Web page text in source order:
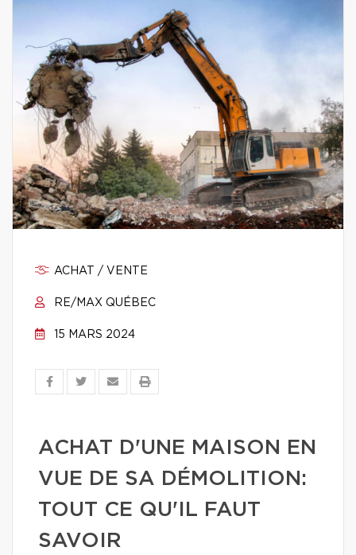
ACHAT / VENTE
RE/MAX QUÉBEC
15 MARS 2024
ACHAT D'UNE MAISON EN
VUE DE SA DÉMOLITION:
TOUT CE QU'IL FAUT
SAVOIR